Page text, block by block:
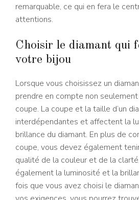
remarquable, ce qui en fera le
attentions.
Choisir le diamant qui
votre bijou
Lorsque vous choisissez un
prendre en compte non
coupe. La coupe et la taille d’un
interdépendantes et affectent la
brillance du diamant. En plus de
coupe, vous devez également
qualité de la couleur et de la
également la luminosité et la
fois que vous avez choisi le